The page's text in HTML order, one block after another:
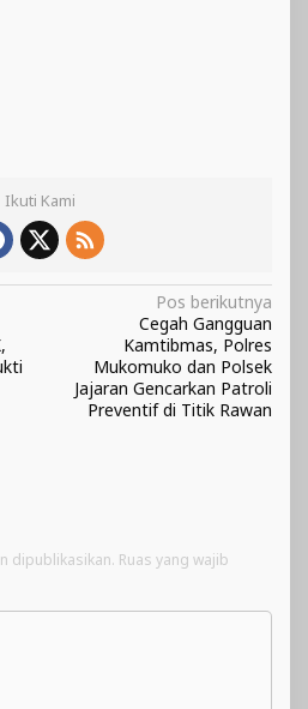
Ikuti Kami
Pos berikutnya
Cegah Gangguan
Kamtibmas, Polres
Mukomuko dan Polsek
Jajaran Gencarkan Patroli
Preventif di Titik Rawan
dipublikasikan. Ruas yang wajib